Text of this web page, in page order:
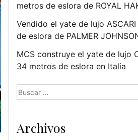
metros de eslora de ROYAL
Vendido el yate de lujo
de eslora de PALMER
MCS construye el yate de lujo
34 metros de eslora en Italia
Buscar:
Archivos